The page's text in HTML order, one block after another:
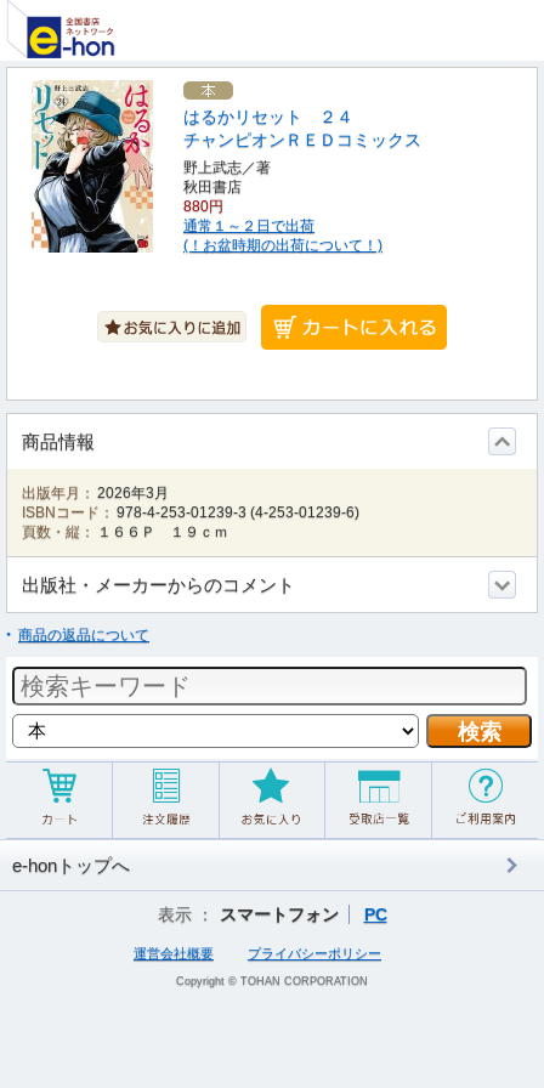
はるかリセット ２４
チャンピオンＲＥＤコミックス
野上武志／著
秋田書店
880円
通常１～２日で出荷
(！お盆時期の出荷について！)
商品情報
出版年月： 2026年3月
ISBNコード： 978-4-253-01239-3 (4-253-01239-6)
頁数・縦：
１６６Ｐ １９ｃｍ
出版社・メーカーからのコメント
商品の返品について
e-honトップへ
表示 ： スマートフォン PC
運営会社概要 プライバシーポリシー
Copyright © TOHAN CORPORATION